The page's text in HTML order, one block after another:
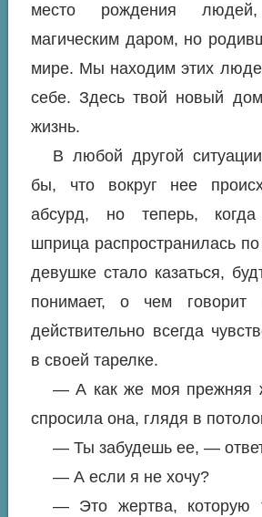
место рождения людей,
магическим даром, но
мире. Мы находим этих
себе. Здесь твой новый
жизнь.
В любой другой
бы, что вокруг нее
абсурд, но теперь,
шприца распространилась
девушке стало казаться,
понимает, о чем говорит
действительно всегда
в своей тарелке.
— А как же моя прежняя
спросила она, глядя в
— Ты забудешь ее, —
— А если я не хочу?
— Это жертва, которую